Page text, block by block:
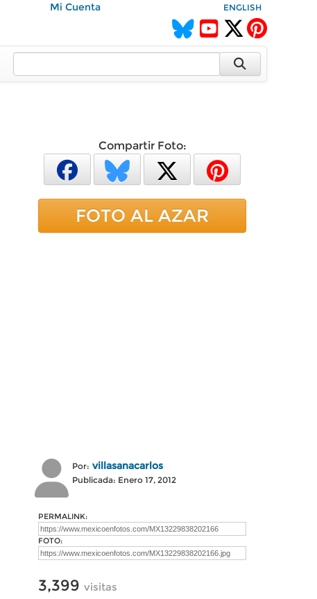
Mi Cuenta ENGLISH
Compartir Foto:
FOTO AL AZAR
Por: villasanacarlos
Publicada: Enero 17, 2012
PERMALINK:
FOTO:
3,399 visitas